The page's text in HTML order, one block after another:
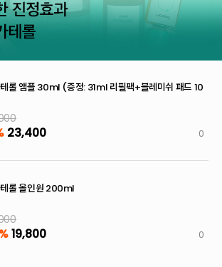
롤 앰플 30ml (증정: 31ml 리필팩+블레미쉬 패드 10
23,400 0
롤 올인원 200ml
19,800 0